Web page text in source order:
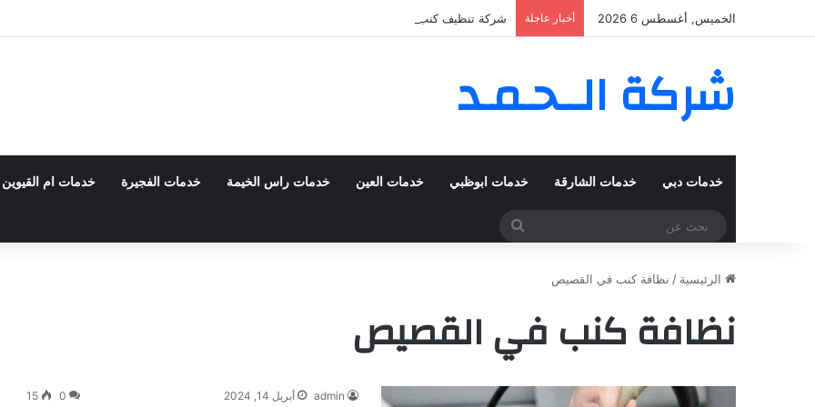
الخميس, أغسطس 6 2026 أخبار عاجلة شركة تنظيف كنب في المزهر – دبي 0555980700 – خصم30%
شركة الــحـمـد
خدمات دبي خدمات الشارقة خدمات ابوظبي خدمات العين خدمات راس الخيمة خدمات الفجيرة خدمات ام القيوين
بحث
الرئيسية / نظافة كنب في القصيص
نظافة كنب في القصيص
admin أبريل 14, 2024 0
15